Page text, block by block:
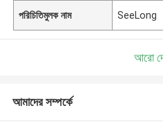
পরিচিতিমুলক নাম SeeLong
আরো
আমাদের সম্পর্কে